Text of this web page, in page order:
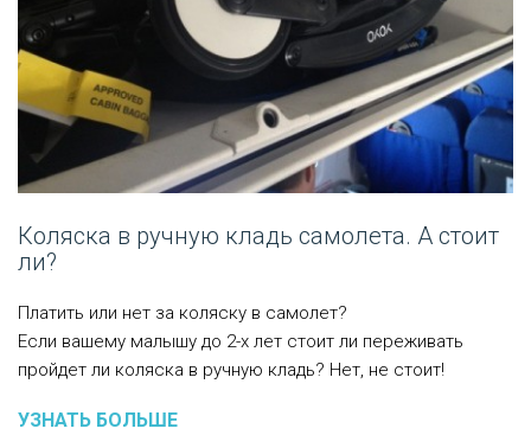
Коляска в ручную кладь самолета. А стоит
ли?
Платить или нет за коляску в самолет?
Если вашему малышу до 2-х лет стоит ли переживать
пройдет ли коляска в ручную кладь? Нет, не стоит!
УЗНАТЬ БОЛЬШЕ